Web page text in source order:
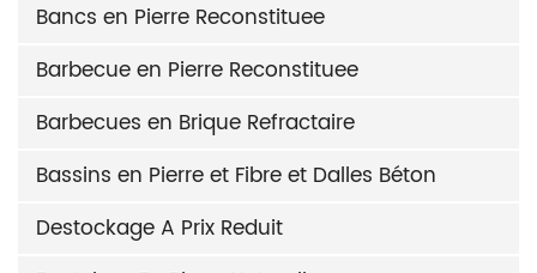
Bancs en Pierre Reconstituee
Barbecue en Pierre Reconstituee
Barbecues en Brique Refractaire
Bassins en Pierre et Fibre et Dalles Béton
Destockage A Prix Reduit